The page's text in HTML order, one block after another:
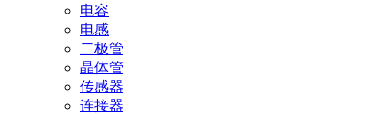
电容
电感
二极管
晶体管
传感器
连接器